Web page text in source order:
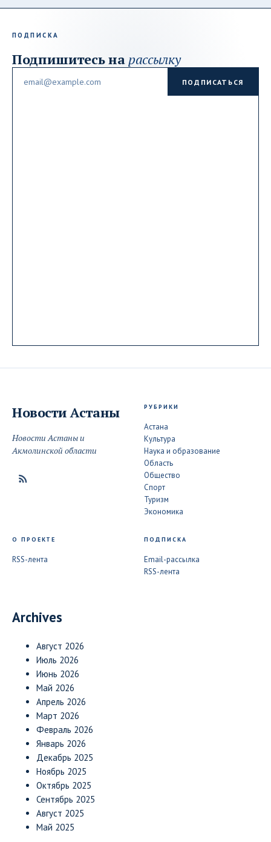
ПОДПИСКА
Подпишитесь на рассылку
ПОДПИСАТЬСЯ
Новости Астаны
Новости Астаны и
Акмолинской области
РУБРИКИ
Астана
Культура
Наука и образование
Область
Общество
Спорт
Туризм
Экономика
О ПРОЕКТЕ
RSS-лента
ПОДПИСКА
Email-рассылка
RSS-лента
Archives
Август 2026
Июль 2026
Июнь 2026
Май 2026
Апрель 2026
Март 2026
Февраль 2026
Январь 2026
Декабрь 2025
Ноябрь 2025
Октябрь 2025
Сентябрь 2025
Август 2025
Май 2025